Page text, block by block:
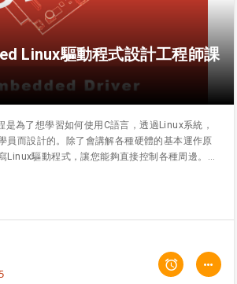
Linux驅動程式設計工程師課
員而設計的。除了會講解各種硬體的基本運作原
Linux驅動程式，讓您能夠直接控制各種周邊。除